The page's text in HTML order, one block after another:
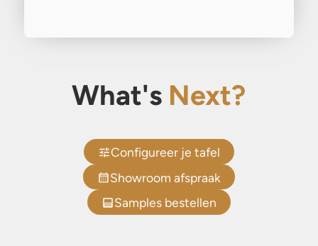
What's Next?
Configureer je tafel
Showroom afspraak
Samples bestellen